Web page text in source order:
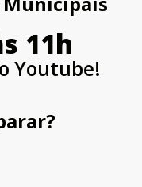
11h
Youtube!